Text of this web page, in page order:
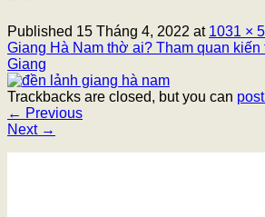
Published 15 Tháng 4, 2022 at 1031 ×
Giang Hà Nam thờ ai? Tham quan kiến
Giang
Trackbacks are closed, but you can
← Previous
Next →